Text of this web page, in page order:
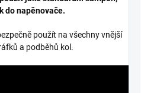
do napěnovače.
použít na všechny vnější
a podběhů kol.